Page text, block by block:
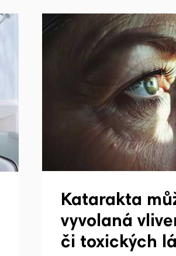
Katarakta
vyvolaná
či toxických